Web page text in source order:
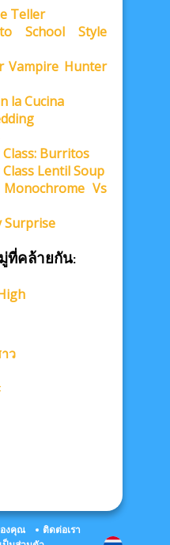
Teller
School Style
Vampire Hunter
la Cucina
Burritos
Lentil Soup
Vs
Surprise
ที่คล้ายกัน:
ว
องคุณ
ติดต่อเรา